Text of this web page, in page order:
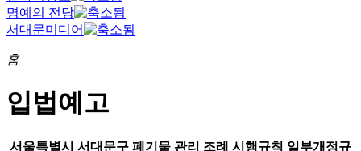
명예의 전당
서대문미디어
홈
입법예고
서울특별시 서대문구 폐기물 관리 조례 시행규칙 일부개정규